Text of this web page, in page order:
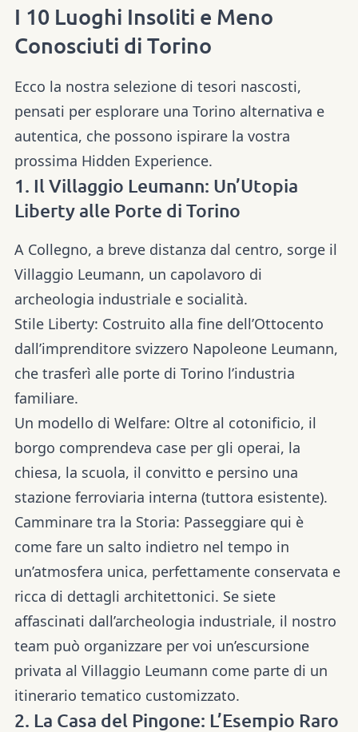
I 10 Luoghi Insoliti e Meno
Conosciuti di Torino
Ecco la nostra selezione di tesori nascosti,
pensati per esplorare una Torino alternativa e
autentica, che possono ispirare la vostra
prossima Hidden Experience.
1. Il Villaggio Leumann: Un’Utopia
Liberty alle Porte di Torino
A Collegno, a breve distanza dal centro, sorge il
Villaggio Leumann, un capolavoro di
archeologia industriale e socialità.
Stile Liberty: Costruito alla fine dell’Ottocento
dall’imprenditore svizzero Napoleone Leumann,
che trasferì alle porte di Torino l’industria
familiare.
Un modello di Welfare: Oltre al cotonificio, il
borgo comprendeva case per gli operai, la
chiesa, la scuola, il convitto e persino una
stazione ferroviaria interna (tuttora esistente).
Camminare tra la Storia: Passeggiare qui è
come fare un salto indietro nel tempo in
un’atmosfera unica, perfettamente conservata e
ricca di dettagli architettonici. Se siete
affascinati dall’archeologia industriale, il nostro
team può organizzare per voi un’escursione
privata al Villaggio Leumann come parte di un
itinerario tematico customizzato.
2. La Casa del Pingone: L’Esempio Raro